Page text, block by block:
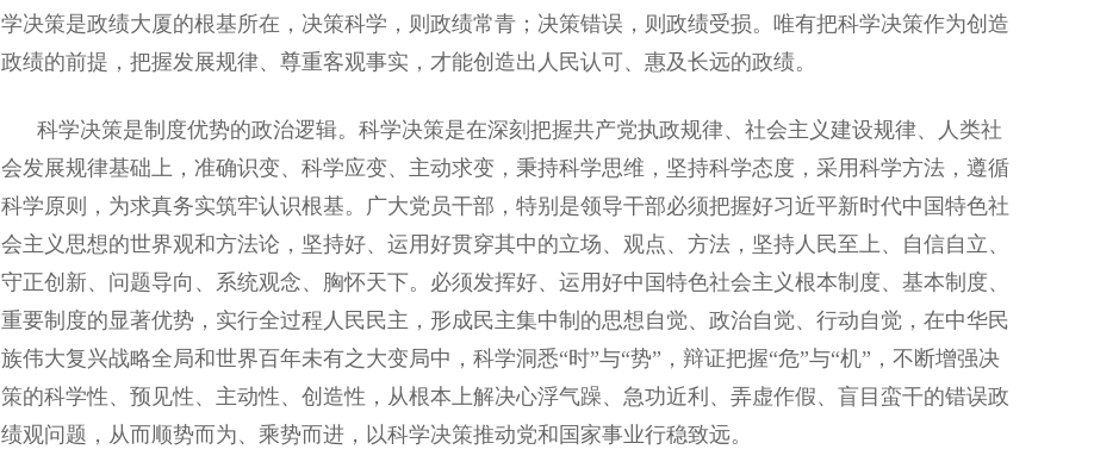
学决策是政绩大厦的根基所在，决策科学，则政绩常青；决策错误，则政绩受损。唯有把科学决策作为创造
政绩的前提，把握发展规律、尊重客观事实，才能创造出人民认可、惠及长远的政绩。
科学决策是制度优势的政治逻辑。科学决策是在深刻把握共产党执政规律、社会主义建设规律、人类社
会发展规律基础上，准确识变、科学应变、主动求变，秉持科学思维，坚持科学态度，采用科学方法，遵循
科学原则，为求真务实筑牢认识根基。广大党员干部，特别是领导干部必须把握好习近平新时代中国特色社
会主义思想的世界观和方法论，坚持好、运用好贯穿其中的立场、观点、方法，坚持人民至上、自信自立、
守正创新、问题导向、系统观念、胸怀天下。必须发挥好、运用好中国特色社会主义根本制度、基本制度、
重要制度的显著优势，实行全过程人民民主，形成民主集中制的思想自觉、政治自觉、行动自觉，在中华民
族伟大复兴战略全局和世界百年未有之大变局中，科学洞悉“时”与“势”，辩证把握“危”与“机”，不断增强决
策的科学性、预见性、主动性、创造性，从根本上解决心浮气躁、急功近利、弄虚作假、盲目蛮干的错误政
绩观问题，从而顺势而为、乘势而进，以科学决策推动党和国家事业行稳致远。